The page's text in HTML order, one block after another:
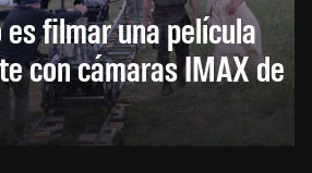
es filmar una película
con cámaras IMAX de